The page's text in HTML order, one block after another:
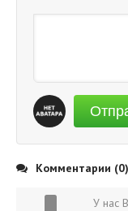
Комментарии (0)
У нас